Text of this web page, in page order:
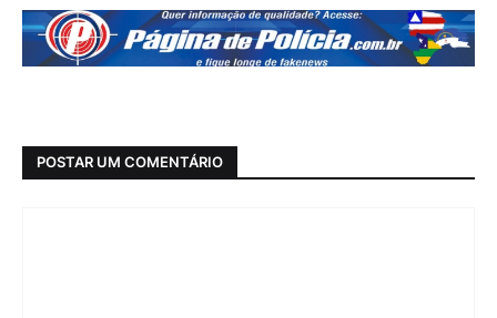
POSTAR UM COMENTÁRIO